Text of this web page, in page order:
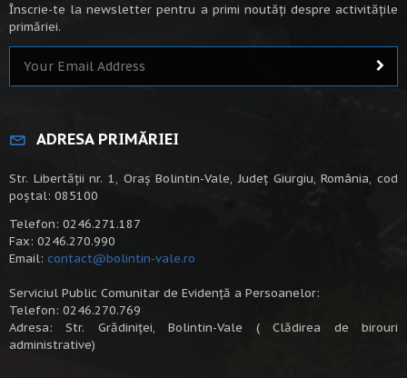
Înscrie-te la newsletter pentru a primi noutăți despre activitățile
primăriei.
ADRESA PRIMĂRIEI
Str. Libertății nr. 1, Oraș Bolintin-Vale, Județ Giurgiu, România, cod
poștal: 085100
Telefon: 0246.271.187
Fax: 0246.270.990
Email: contact@bolintin-vale.ro
Serviciul Public Comunitar de Evidență a Persoanelor:
Telefon: 0246.270.769
Adresa: Str. Grădiniței, Bolintin-Vale ( Clădirea de birouri
administrative)